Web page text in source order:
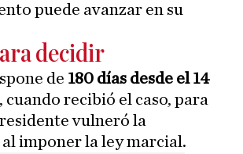
puede avanzar en su
decidir
de 180 días desde el 14
, cuando recibió el caso, para
vulneró la
imponer la ley marcial.